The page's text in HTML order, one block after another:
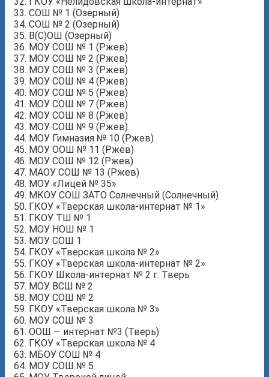
СОШ № 1 (Озерный)
СОШ № 2 (Озерный)
В(С)ОШ (Озерный)
МОУ СОШ № 1 (Ржев)
МОУ СОШ № 2 (Ржев)
МОУ СОШ № 3 (Ржев)
МОУ СОШ № 4 (Ржев)
МОУ СОШ № 5 (Ржев)
МОУ СОШ № 7 (Ржев)
МОУ СОШ № 8 (Ржев)
МОУ СОШ № 9 (Ржев)
МОУ Гимназия № 10 (Ржев)
МОУ ООШ № 11 (Ржев)
МОУ СОШ № 12 (Ржев)
МАОУ СОШ № 13 (Ржев)
МОУ «Лицей № 35»
МКОУ СОШ ЗАТО Солнечный (Солнечный)
ГКОУ «Тверская школа-интернат № 1»
ГКОУ ТШ № 1
МОУ НОШ № 1
МОУ СОШ 1
ГКОУ «Тверская школа № 2»
ГКОУ «Тверская школа-интернат № 2»
ГКОУ Школа-интернат № 2 г. Тверь
МОУ ВСШ № 2
МОУ СОШ № 2
ГКОУ «Тверская школа № 3»
МОУ СОШ № 3
ООШ — интернат №3 (Тверь)
ГКОУ «Тверская школа № 4
МБОУ СОШ № 4
МОУ СОШ № 5